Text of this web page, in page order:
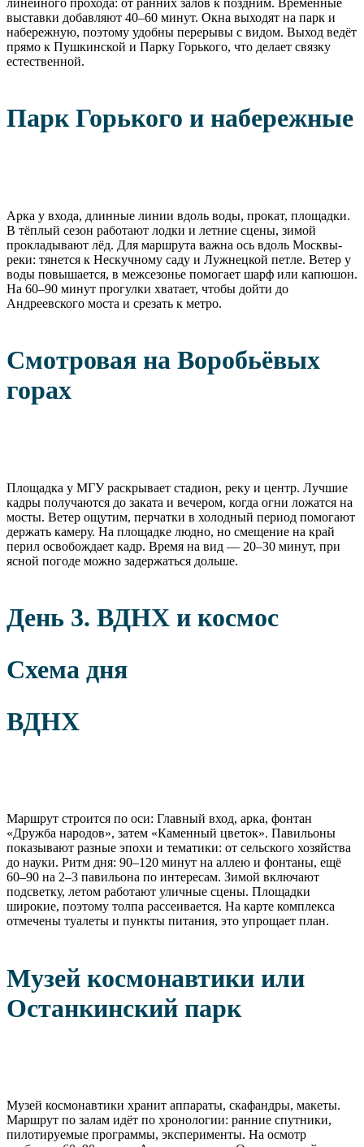
выставки добавляют 40–60 минут. Окна выходят на парк и
набережную, поэтому удобны перерывы с видом. Выход ведёт
прямо к Пушкинской и Парку Горького, что делает связку
естественной.
Парк Горького и набережные
Арка у входа, длинные линии вдоль воды, прокат, площадки.
В тёплый сезон работают лодки и летние сцены, зимой
прокладывают лёд. Для маршрута важна ось вдоль Москвы-
реки: тянется к Нескучному саду и Лужнецкой петле. Ветер у
воды повышается, в межсезонье помогает шарф или капюшон.
На 60–90 минут прогулки хватает, чтобы дойти до
Андреевского моста и срезать к метро.
Смотровая на Воробьёвых
горах
Площадка у МГУ раскрывает стадион, реку и центр. Лучшие
кадры получаются до заката и вечером, когда огни ложатся на
мосты. Ветер ощутим, перчатки в холодный период помогают
держать камеру. На площадке людно, но смещение на край
перил освобождает кадр. Время на вид — 20–30 минут, при
ясной погоде можно задержаться дольше.
День 3. ВДНХ и космос
Схема дня
ВДНХ
Маршрут строится по оси: Главный вход, арка, фонтан
«Дружба народов», затем «Каменный цветок». Павильоны
показывают разные эпохи и тематики: от сельского хозяйства
до науки. Ритм дня: 90–120 минут на аллею и фонтаны, ещё
60–90 на 2–3 павильона по интересам. Зимой включают
подсветку, летом работают уличные сцены. Площадки
широкие, поэтому толпа рассеивается. На карте комплекса
отмечены туалеты и пункты питания, это упрощает план.
Музей космонавтики или
Останкинский парк
Музей космонавтики хранит аппараты, скафандры, макеты.
Маршрут по залам идёт по хронологии: ранние спутники,
пилотируемые программы, эксперименты. На осмотр